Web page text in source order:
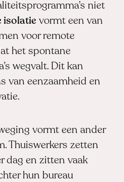
niet
isolatievormt een van
voor remote
het spontane
wegvalt. Dit kan
van eenzaamheid en
vormt een ander
Thuiswerkers zetten
dag en zitten vaak
hun bureau